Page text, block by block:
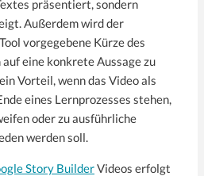
präsentiert, sondern
Außerdem wird der
vorgegebene Kürze des
eine konkrete Aussage zu
Vorteil, wenn das Video als
eines Lernprozesses stehen,
oder zu ausführliche
werden soll.
Story BuilderVideos erfolgt